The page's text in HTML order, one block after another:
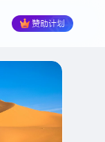
赞助计划